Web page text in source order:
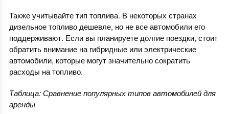
Также учитывайте тип топлива. В некоторых странах
дизельное топливо дешевле, но не все автомобили его
поддерживают. Если вы планируете долгие поездки, стоит
обратить внимание на гибридные или электрические
автомобили, которые могут значительно сократить
расходы на топливо.
Таблица: Сравнение популярных типов автомобилей для
аренды